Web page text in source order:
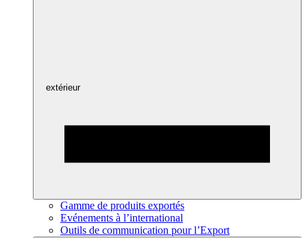
extérieur
Gamme de produits exportés
Evénements à l’international
Outils de communication pour l’Export